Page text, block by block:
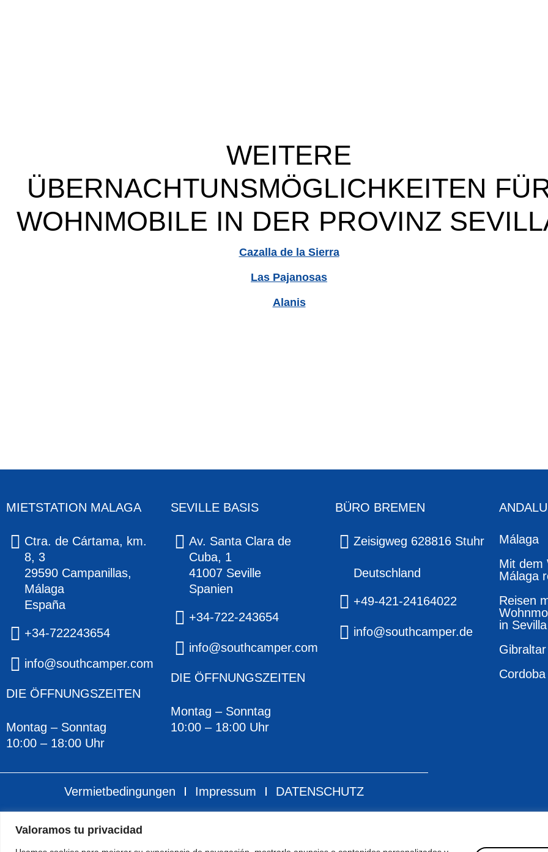
Valoramos tu privacidad
WEITERE
ÜBERNACHTUNSMÖGLICHKEITEN
WOHNMOBILE IN DER PROVINZ
Cazalla de la Sierra
Las Pajanosas
Alanis
MIETSTATION MALAGA
Ctra. de Cártama, km.
8, 3
29590 Campanillas,
Málaga
España
+34-722243654
info@southcamper.com
DIE ÖFFNUNGSZEITEN
Montag – Sonntag
10:00 – 18:00 Uhr
SEVILLE BASIS
Av. Santa Clara de
Cuba, 1
41007 Seville
Spanien
+34-722-243654
info@southcamper.com
DIE ÖFFNUNGSZEITEN
Montag – Sonntag
10:00 – 18:00 Uhr
BÜRO BREMEN
Zeisigweg 628816 Stuhr
Deutschland
+49-421-24164022
info@southcamper.de
Málaga
Mit dem
Málaga
Reisen
in Sevilla
Gibraltar
Cordoba
Vermietbedingungen Impressum
DATENSCHUTZ
Starenlared web design